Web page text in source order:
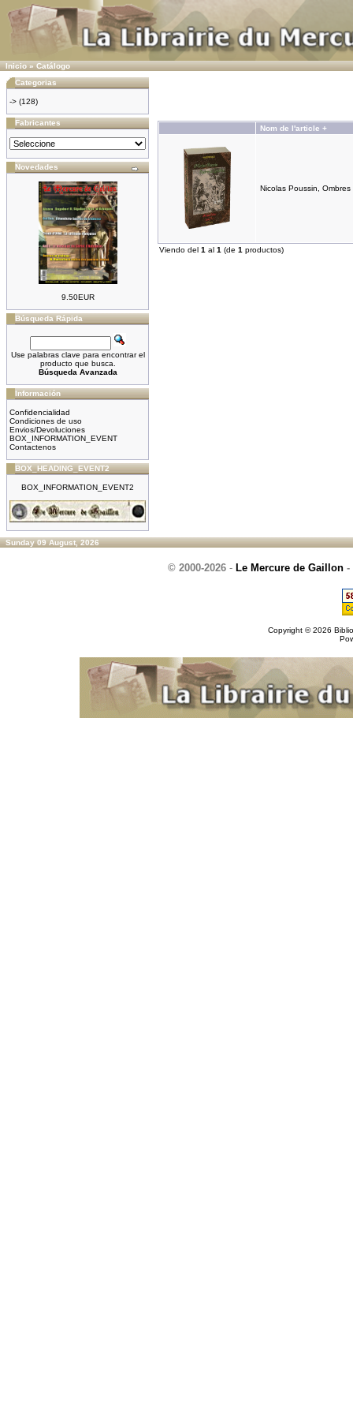
Inicio»Catálogo
Categorias
-> (128)
Fabricantes
Novedades
9.50EUR
Búsqueda Rápida
Use palabras clave para encontrar el
producto que busca.
Búsqueda Avanzada
Información
Confidencialidad
Condiciones de uso
Envios/Devoluciones
BOX_INFORMATION_EVENT
Contactenos
BOX_HEADING_EVENT2
BOX_INFORMATION_EVENT2
Nom de l'article +
Nicolas Poussin,
Viendo del 1 al 1 (de 1 productos)
Sunday 09 August, 2026
© 2000-2026 - Le Mercure de Gaillon -
Copyright © 2026